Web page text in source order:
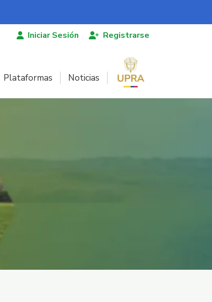
Iniciar Sesión Registrarse
Plataformas Noticias